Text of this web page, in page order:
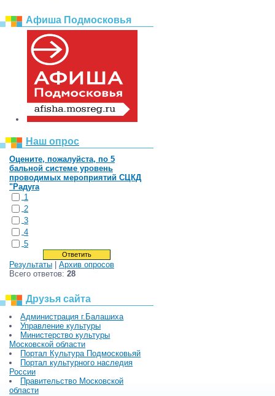
Афиша Подмосковья
Наш опрос
Оцените, пожалуйста, по 5
бальной системе уровень
проводимых мероприятий СЦКД
"Радуга
1
2
3
4
5
Результаты
Архив опросов
Всего ответов: 28
Друзья сайта
Администрация г.Балашиха
Управление культуры
Министерство культуры
Московской области
Портал Культура Подмосковьяй
Портал культурного наследия
России
Правительство Московской
области